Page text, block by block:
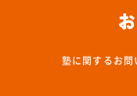
塾に関するお問